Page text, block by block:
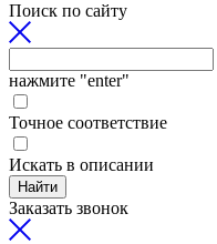
Поиск по сайту
нажмите "enter"
Точное соответствие
Искать в описании
Найти
Заказать звонок